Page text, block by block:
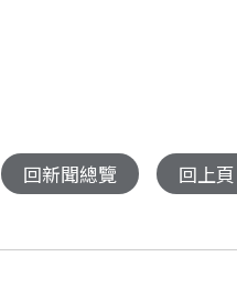
回新聞總覽 回上頁